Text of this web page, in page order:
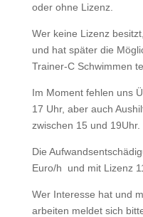
oder ohne Lizenz.
Wer keine Lizenz
und hat später die
Trainer-C Schwimmen
Im Moment fehlen uns
17 Uhr, aber auch
zwischen 15 und 19Uhr.
Die
Euro/h und mit Lizenz
Wer Interesse hat und
arbeiten meldet sich